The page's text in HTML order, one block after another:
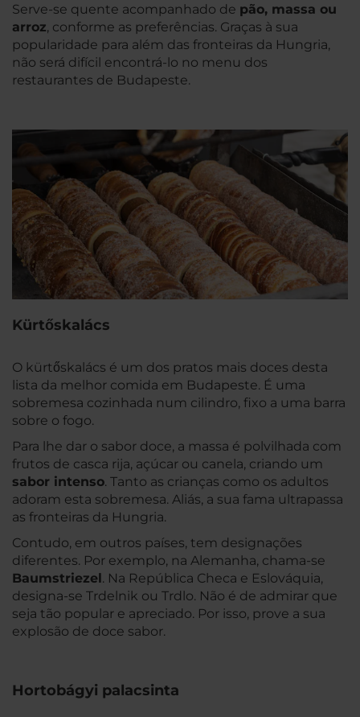
Serve-se quente acompanhado de pão, massa ou
arroz, conforme as preferências. Graças à sua
popularidade para além das fronteiras da Hungria,
não será difícil encontrá-lo no menu dos
restaurantes de Budapeste.
Kürtőskalács
O kürtőskalács é um dos pratos mais doces desta
lista da melhor comida em Budapeste. É uma
sobremesa cozinhada num cilindro, fixo a uma barra
sobre o fogo.
Para lhe dar o sabor doce, a massa é polvilhada com
frutos de casca rija, açúcar ou canela, criando um
sabor intenso. Tanto as crianças como os adultos
adoram esta sobremesa. Aliás, a sua fama ultrapassa
as fronteiras da Hungria.
Contudo, em outros países, tem designações
diferentes. Por exemplo, na Alemanha, chama-se
Baumstriezel. Na República Checa e Eslováquia,
designa-se Trdelnik ou Trdlo. Não é de admirar que
seja tão popular e apreciado. Por isso, prove a sua
explosão de doce sabor.
Hortobágyi palacsinta